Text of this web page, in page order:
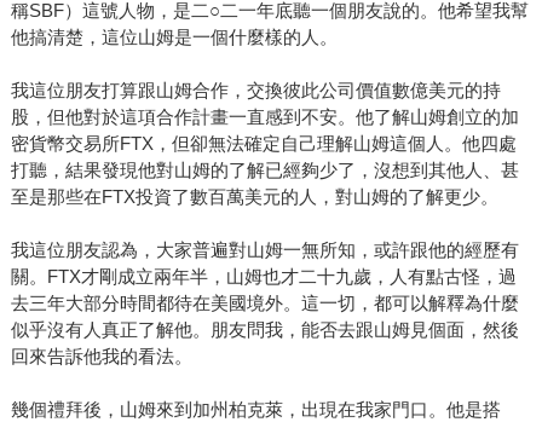
稱SBF）這號人物，是二○二一年底聽一個朋友說的。他希望我幫
他搞清楚，這位山姆是一個什麼樣的人。
我這位朋友打算跟山姆合作，交換彼此公司價值數億美元的持
股，但他對於這項合作計畫一直感到不安。他了解山姆創立的加
密貨幣交易所FTX，但卻無法確定自己理解山姆這個人。他四處
打聽，結果發現他對山姆的了解已經夠少了，沒想到其他人、甚
至是那些在FTX投資了數百萬美元的人，對山姆的了解更少。
我這位朋友認為，大家普遍對山姆一無所知，或許跟他的經歷有
關。FTX才剛成立兩年半，山姆也才二十九歲，人有點古怪，過
去三年大部分時間都待在美國境外。這一切，都可以解釋為什麼
似乎沒有人真正了解他。朋友問我，能否去跟山姆見個面，然後
回來告訴他我的看法。
幾個禮拜後，山姆來到加州柏克萊，出現在我家門口。他是搭